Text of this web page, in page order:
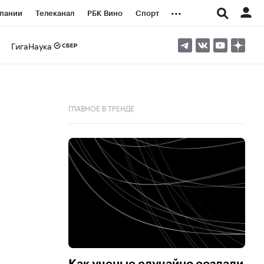
Телеканал РБК Вино Спорт ...
ГигаНаука
ГЛАВНОЕ В ТРЕНДЕ